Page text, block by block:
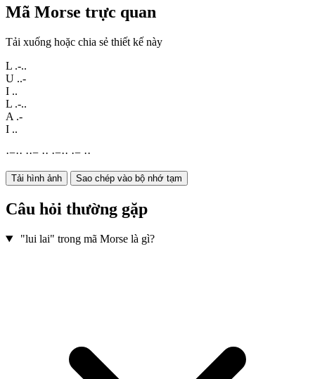
Mã Morse trực quan
Tải xuống hoặc chia sẻ thiết kế này
L .-..
U ..-
I ..
L .-..
A .-
I ..
·−·· ··− ·· ·−·· ·− ··
Tải hình ảnh Sao chép vào bộ nhớ tạm
Câu hỏi thường gặp
"lui lai" trong mã Morse là gì?